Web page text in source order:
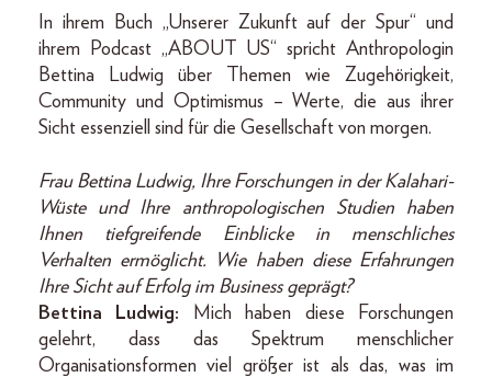
In ihrem Buch „Unserer Zukunft auf der Spur“ und
ihrem Podcast „ABOUT US“ spricht Anthropologin
Bettina Ludwig über Themen wie Zugehörigkeit,
Community und Optimismus – Werte, die aus ihrer
Sicht essenziell sind für die Gesellschaft von morgen.
Frau Bettina Ludwig, Ihre Forschungen in der Kalahari-
Wüste und Ihre anthropologischen Studien haben
Ihnen tiefgreifende Einblicke in menschliches
Verhalten ermöglicht. Wie haben diese Erfahrungen
Ihre Sicht auf Erfolg im Business geprägt?
Bettina Ludwig: Mich haben diese Forschungen
gelehrt, dass das Spektrum menschlicher
Organisationsformen viel größer ist als das, was im